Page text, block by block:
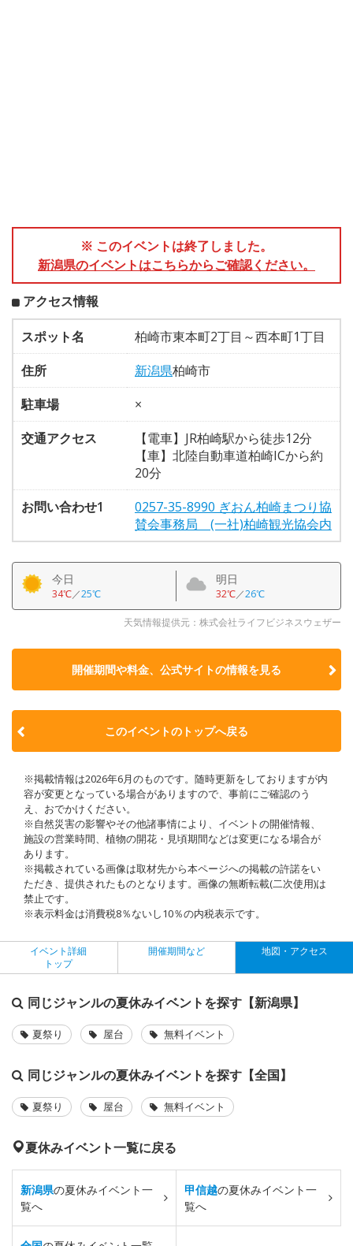
※ このイベントは終了しました。
新潟県のイベントはこちらからご確認ください。
アクセス情報
スポット名
柏崎市東本町2丁目～西本町1丁目
住所
新潟県柏崎市
駐車場
×
交通アクセス
【電車】JR柏崎駅から徒歩12分
【車】北陸自動車道柏崎ICから約
20分
お問い合わせ1
0257-35-8990 ぎおん柏崎まつり協
賛会事務局 (一社)柏崎観光協会内
今日
34℃／25℃
明日
32℃／26℃
天気情報提供元：株式会社ライフビジネスウェザー
開催期間や料金、公式サイトの情報を見る
このイベントのトップへ戻る
※掲載情報は2026年6月のものです。随時更新をしておりますが内
容が変更となっている場合がありますので、事前にご確認のう
え、おでかけください。
※自然災害の影響やその他諸事情により、イベントの開催情報、
施設の営業時間、植物の開花・見頃期間などは変更になる場合が
あります。
※掲載されている画像は取材先から本ページへの掲載の許諾をい
ただき、提供されたものとなります。画像の無断転載(二次使用)は
禁止です。
※表示料金は消費税8％ないし10％の内税表示です。
イベント詳細
トップ
開催期間など 地図・アクセス
同じジャンルの夏休みイベントを探す【新潟県】
夏祭り 屋台 無料イベント
同じジャンルの夏休みイベントを探す【全国】
夏祭り 屋台 無料イベント
夏休みイベント一覧に戻る
新潟県の夏休みイベント一
覧へ
甲信越の夏休みイベント一
覧へ